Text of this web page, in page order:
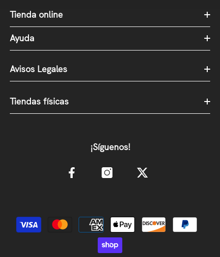
Tienda online
Ayuda
Avisos Legales
Tiendas físicas
¡Síguenos!